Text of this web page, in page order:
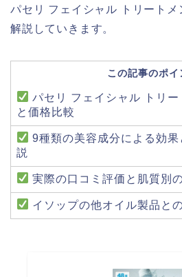
パセリ フェイシャル トリートメ
解説していきます。
この記事のポイ
パセリ フェイシャル トリ
と価格比較
9種類の美容成分による効
説
実際の口コミ評価と肌質別
イソップの他オイル製品と